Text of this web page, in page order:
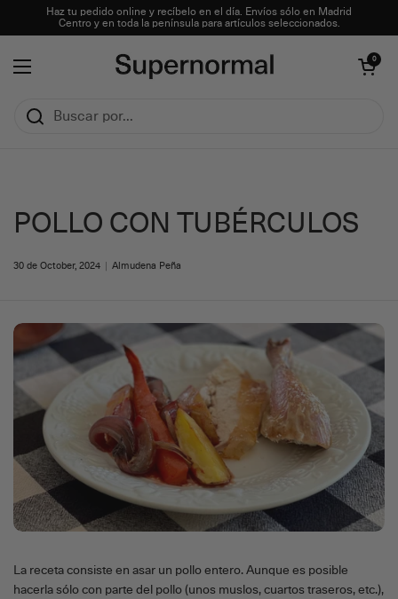
Ir al contenidoHaz tu pedido online y recíbelo en el día. Envíos sólo en Madrid
Centro y en toda la península para artículos seleccionados.
Abrir menú
Abrir carrito
0
POLLO CON TUBÉRCULOS
30 de October, 2024 Almudena Peña
La receta consiste en asar un pollo entero. Aunque es posible
hacerla sólo con parte del pollo (unos muslos, cuartos traseros, etc.),